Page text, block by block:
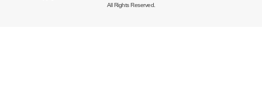
All Rights Reserved.